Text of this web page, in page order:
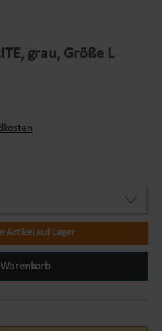
grau, Größe L
Artikel auf Lager